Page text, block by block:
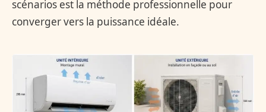
scénarios est la méthode professionnelle pour
converger vers la puissance idéale.